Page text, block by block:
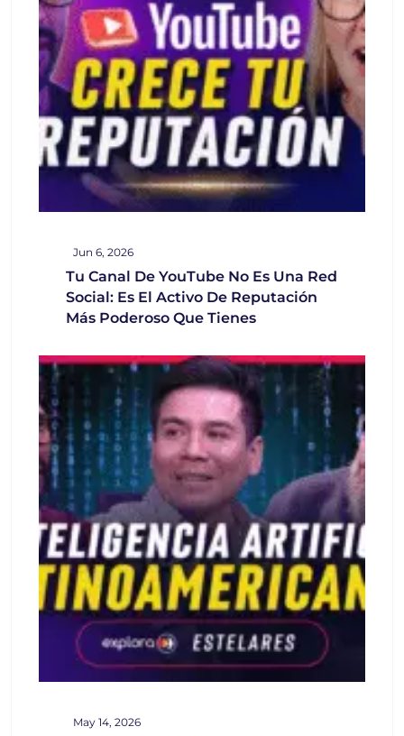
Jun 6, 2026
Tu Canal De YouTube No Es Una Red
Social: Es El Activo De Reputación
Más Poderoso Que Tienes
May 14, 2026